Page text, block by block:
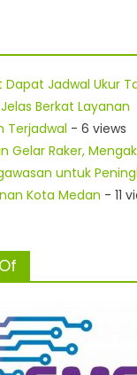
Dapat Jadwal Ukur
Berkat Layanan
Terjadwal - 6 views
Gelar Raker,
untuk
Kota Medan - 11